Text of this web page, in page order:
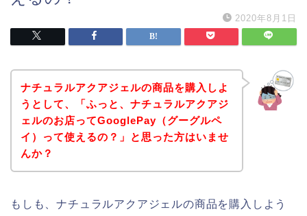
2020年8月1日
ナチュラルアクアジェルの商品を購入しよ
うとして、「ふっと、ナチュラルアクアジ
ェルのお店ってGooglePay（グーグルペ
イ）って使えるの？」と思った方はいませ
んか？
もしも、ナチュラルアクアジェルの商品を購入しよう